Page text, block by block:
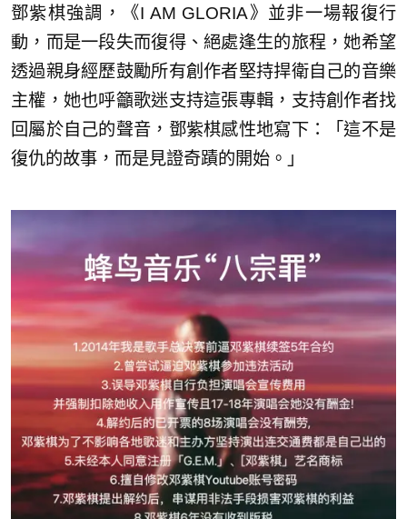
鄧紫棋強調，《I AM GLORIA》並非一場報復行
動，而是一段失而復得、絕處逢生的旅程，她希望
透過親身經歷鼓勵所有創作者堅持捍衛自己的音樂
主權，她也呼籲歌迷支持這張專輯，支持創作者找
回屬於自己的聲音，鄧紫棋感性地寫下：「這不是
復仇的故事，而是見證奇蹟的開始。」